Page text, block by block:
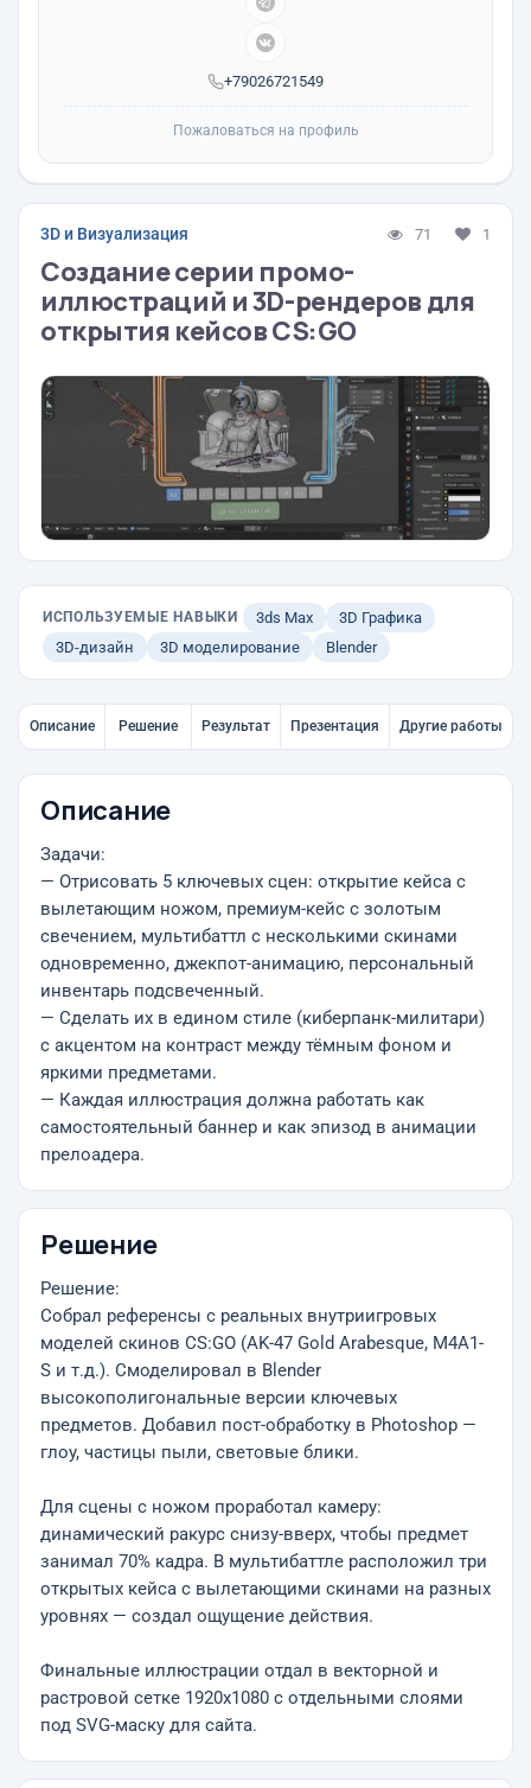
+79026721549
Пожаловаться на профиль
3D и Визуализация 71 1
Создание серии промо-
иллюстраций и 3D-рендеров для
открытия кейсов CS:GO
ИСПОЛЬЗУЕМЫЕ НАВЫКИ 3ds Max
3D Графика
3D-дизайн
3D моделирование Blender
Описание Решение Результат Презентация Другие работы
Описание
Задачи:
— Отрисовать 5 ключевых сцен: открытие кейса с
вылетающим ножом, премиум-кейс с золотым
свечением, мультибаттл с несколькими скинами
одновременно, джекпот-анимацию, персональный
инвентарь подсвеченный.
— Сделать их в едином стиле (киберпанк-милитари)
с акцентом на контраст между тёмным фоном и
яркими предметами.
— Каждая иллюстрация должна работать как
самостоятельный баннер и как эпизод в анимации
прелоадера.
Решение
Решение:
Собрал референсы с реальных внутриигровых
моделей скинов CS:GO (AK-47 Gold Arabesque, M4A1-
S и т.д.). Смоделировал в Blender
высокополигональные версии ключевых
предметов. Добавил пост-обработку в Photoshop —
глоу, частицы пыли, световые блики.
Для сцены с ножом проработал камеру:
динамический ракурс снизу-вверх, чтобы предмет
занимал 70% кадра. В мультибаттле расположил три
открытых кейса с вылетающими скинами на разных
уровнях — создал ощущение действия.
Финальные иллюстрации отдал в векторной и
растровой сетке 1920x1080 с отдельными слоями
под SVG-маску для сайта.